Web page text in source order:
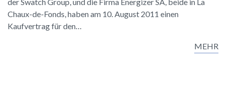
der Swatch Group, und die Firma Energizer SA, beide in La
Chaux-de-Fonds, haben am 10. August 2011 einen
Kaufvertrag für den…
MEHR